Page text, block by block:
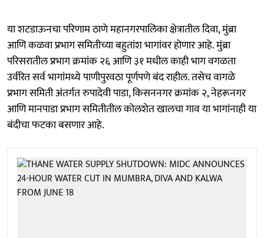
या शटडाऊनचा परिणाम ठाणे महानगरपालिका क्षेत्रातील दिवा, मुंब्रा
आणि कळवा प्रभाग समितीच्या बहुतांश भागांवर होणार आहे. मुंब्रा
परिसरातील प्रभाग क्रमांक २६ आणि ३१ मधील काही भाग वगळता
उर्वरित सर्व भागांमध्ये पाणीपुरवठा पूर्णपणे बंद राहील. तसेच वागळे
प्रभाग समिती अंतर्गत रुपादेवी पाडा, किसननगर क्रमांक २, नेहरूनगर
आणि मानपाडा प्रभाग समितीतील कोलशेत खालचा गाव या भागांनाही या
बंदीचा फटका बसणार आहे.